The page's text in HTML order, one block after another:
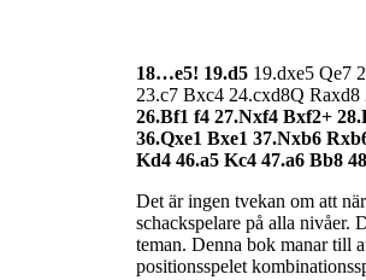
18…e5! 19.d5 19.dxe5 Qe7
23.c7 Bxc4 24.cxd8Q
26.Bf1 f4 27.Nxf4 Bxf2+
36.Qxe1 Bxe1 37.Nxb6
Kd4 46.a5 Kc4 47.a6 Bb8
Det är ingen tvekan om att
schackspelare på alla nivåer.
teman. Denna bok manar till
positionsspelet